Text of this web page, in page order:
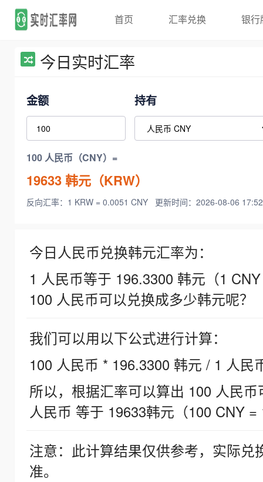
首页 汇率兑换 银行
今日实时汇率
金额 持有
100 人民币（CNY）=
19633韩元（KRW）
反向汇率：1 KRW = 0.0051 CNY 更新时间：2026-08-06
今日人民币兑换韩元汇率为：
1 人民币等于 196.3300 韩元（1
100 人民币可以兑换成多少韩元呢？
我们可以用以下公式进行计算：
100 人民币 * 196.3300 韩元 / 1 人民
所以，根据汇率可以算出 100 人民
人民币 等于 19633韩元（100 CNY =
注意：此计算结果仅供参考，实际
准。